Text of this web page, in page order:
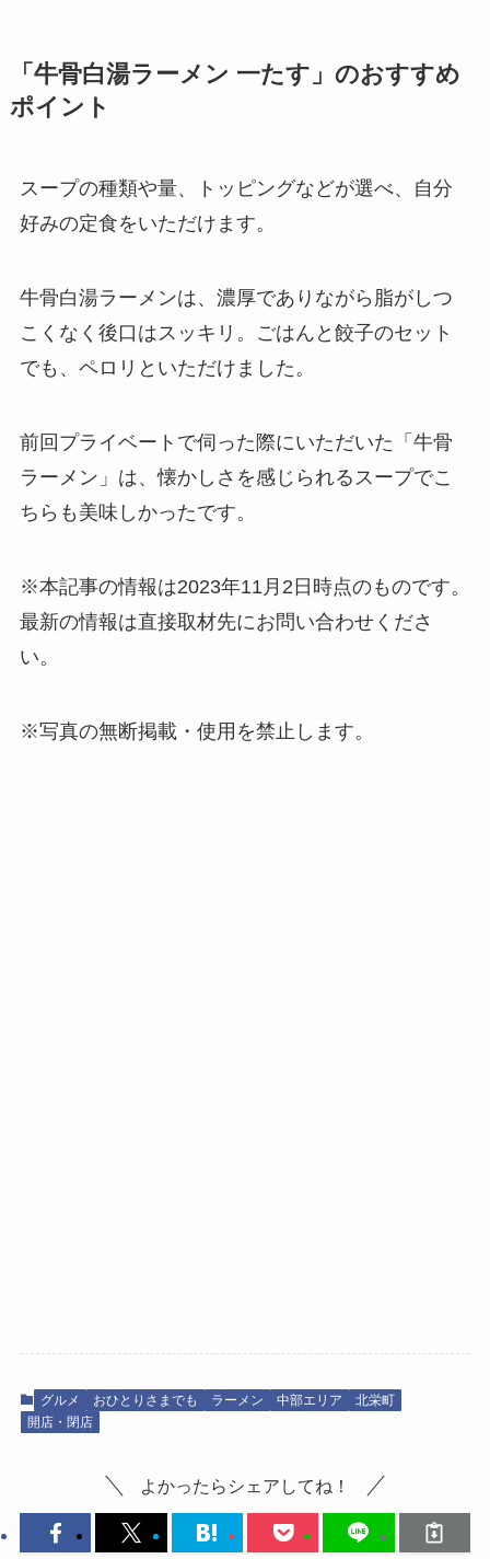
「牛骨白湯ラーメン 一たす」のおすすめ
ポイント
スープの種類や量、トッピングなどが選べ、自分
好みの定食をいただけます。
牛骨白湯ラーメンは、濃厚でありながら脂がしつ
こくなく後口はスッキリ。ごはんと餃子のセット
でも、ペロリといただけました。
前回プライベートで伺った際にいただいた「牛骨
ラーメン」は、懐かしさを感じられるスープでこ
ちらも美味しかったです。
※本記事の情報は2023年11月2日時点のものです。
最新の情報は直接取材先にお問い合わせくださ
い。
※写真の無断掲載・使用を禁止します。
グルメ おひとりさまでも ラーメン 中部エリア
北栄町
開店・閉店
よかったらシェアしてね！